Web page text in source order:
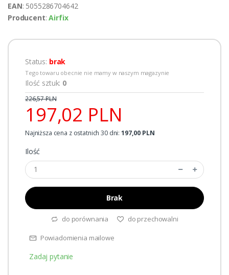
EAN: 5055286704642
Producent:Airfix
Status: brak
Tego towaru obecnie nie mamy w naszym magazynie
Ilość sztuk: 0
197,02 PLN
226,57 PLN
Najniższa cena z ostatnich 30 dni: 197,00 PLN
Ilość
Brak
do porównania do przechowalni
Powiadomienia mailowe
Zadaj pytanie